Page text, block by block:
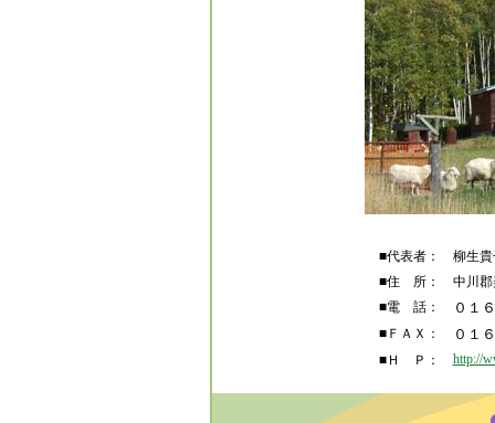
■代表者：
柳生
■住 所：
中川
■電 話：
０１
■ＦＡＸ： ０１
■Ｈ Ｐ： http://